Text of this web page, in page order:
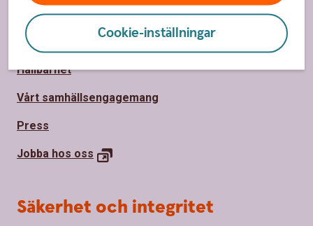
Cookie-inställningar
Om oss
Om Sparbanken Nord
Hållbarhet
Vårt samhällsengagemang
Press
Jobba hos oss
Säkerhet och integritet